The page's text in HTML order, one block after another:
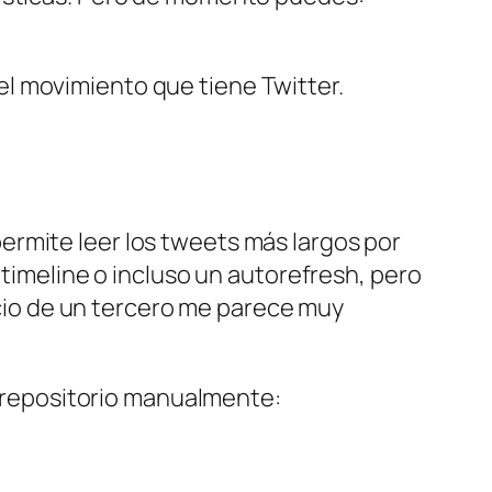
movimiento que tiene Twitter.
leer los tweets más largos por
o incluso un autorefresh, pero
de un tercero me parece muy
manualmente: